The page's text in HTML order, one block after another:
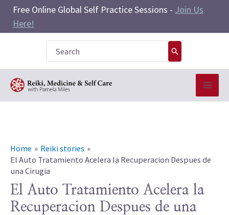
Skip
content
Free Online Global Self Practice Sessions - Join Us
Here!
for:
Home
Reiki stories
El Auto Tratamiento Acelera la Recuperacion Despues de
una Cirugia
El Auto Tratamiento Acelera la
Recuperacion Despues de una